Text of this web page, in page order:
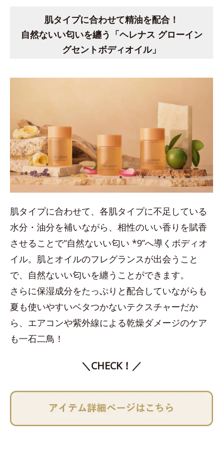
肌タイプに合わせて精油を配合！
自然ないい匂いを纏う「ヘレナス グローイン
グセントボディオイル」
肌タイプに合わせて、各肌タイプに不足している
水分・油分を補いながら、相性のいい香りを賦香
させることで“自然ないい匂い *9”へ導くボディオ
イル。肌とオイルのフレグランスが出会うこと
で、自然ないい匂いを纏うことができます。
さらに保湿成分をたっぷりと配合していながらも
夏も使いやすいベタつかないテクスチャーだか
ら、エアコンや紫外線による乾燥ダメージのケア
も一石二鳥！
＼CHECK！／